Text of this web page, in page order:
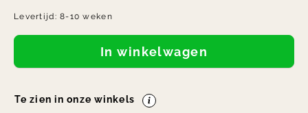
Levertijd:8-10 weken
In winkelwagen
Te zien in onze winkels